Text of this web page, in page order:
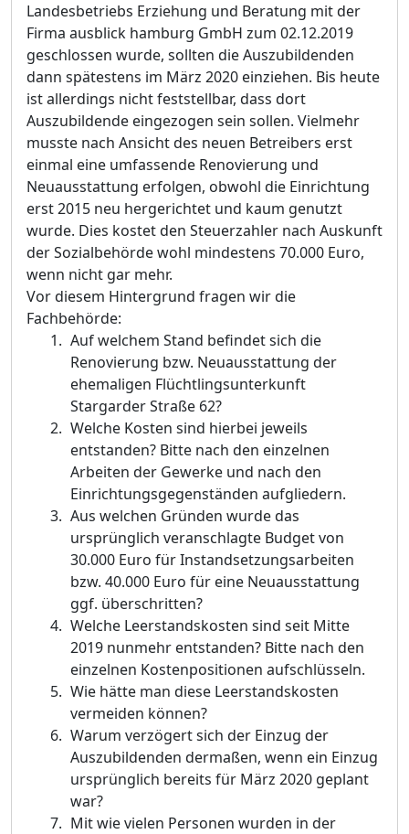
Landesbetriebs Erziehung und Beratung mit der
Firma ausblick hamburg GmbH zum 02.12.2019
geschlossen wurde, sollten die Auszubildenden
dann spätestens im März 2020 einziehen. Bis heute
ist allerdings nicht feststellbar, dass dort
Auszubildende eingezogen sein sollen. Vielmehr
musste nach Ansicht des neuen Betreibers erst
einmal eine umfassende Renovierung und
Neuausstattung erfolgen, obwohl die Einrichtung
erst 2015 neu hergerichtet und kaum genutzt
wurde. Dies kostet den Steuerzahler nach Auskunft
der Sozialbehörde wohl mindestens 70.000 Euro,
wenn nicht gar mehr.
Vor diesem Hintergrund fragen wir die
Fachbehörde:
Auf welchem Stand befindet sich die
Renovierung bzw. Neuausstattung der
ehemaligen Flüchtlingsunterkunft
Stargarder Straße 62?
Welche Kosten sind hierbei jeweils
entstanden? Bitte nach den einzelnen
Arbeiten der Gewerke und nach den
Einrichtungsgegenständen aufgliedern.
Aus welchen Gründen wurde das
ursprünglich veranschlagte Budget von
30.000 Euro für Instandsetzungsarbeiten
bzw. 40.000 Euro für eine Neuausstattung
ggf. überschritten?
Welche Leerstandskosten sind seit Mitte
2019 nunmehr entstanden? Bitte nach den
einzelnen Kostenpositionen aufschlüsseln.
Wie hätte man diese Leerstandskosten
vermeiden können?
Warum verzögert sich der Einzug der
Auszubildenden dermaßen, wenn ein Einzug
ursprünglich bereits für März 2020 geplant
war?
Mit wie vielen Personen wurden in der